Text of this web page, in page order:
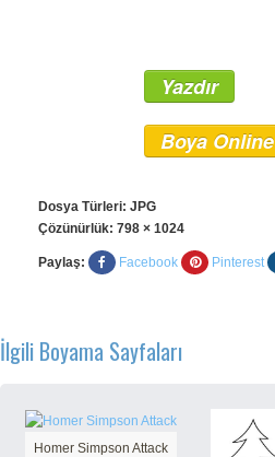
Yazdır
Boya Online
Dosya Türleri: JPG
Çözünürlük: 798 × 1024
Paylaş: Facebook Pinterest
İlgili Boyama Sayfaları
Homer Simpson Attack